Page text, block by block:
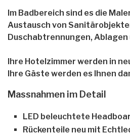
Im Badbereich sind es die
Austausch von
Duschabtrennungen, Ablagen
Ihre Hotelzimmer werden in
Ihre Gäste werden es Ihnen
Massnahmen im Detail
LED beleuchtete
Rückenteile neu mit